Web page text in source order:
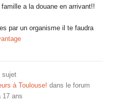
a la douane en arrivant!!
par un organisme il te faudra
sujet
à Toulouse! dans le forum
17 ans